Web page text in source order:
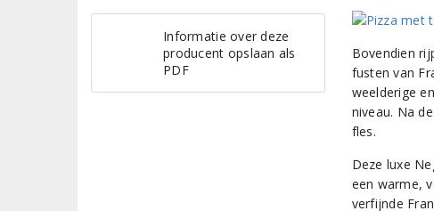
Informatie over deze
producent opslaan als
PDF
Bovendien
fusten van
weelderige
niveau. Na
fles.
Deze luxe
een warme,
verfijnde